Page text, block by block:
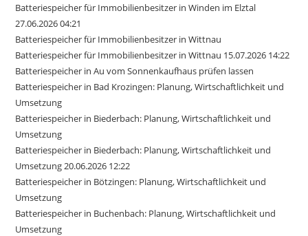
Batteriespeicher für Immobilienbesitzer in Winden im Elztal
27.06.2026 04:21
Batteriespeicher für Immobilienbesitzer in Wittnau
Batteriespeicher für Immobilienbesitzer in Wittnau 15.07.2026 14:22
Batteriespeicher in Au vom Sonnenkaufhaus prüfen lassen
Batteriespeicher in Bad Krozingen: Planung, Wirtschaftlichkeit und
Umsetzung
Batteriespeicher in Biederbach: Planung, Wirtschaftlichkeit und
Umsetzung
Batteriespeicher in Biederbach: Planung, Wirtschaftlichkeit und
Umsetzung 20.06.2026 12:22
Batteriespeicher in Bötzingen: Planung, Wirtschaftlichkeit und
Umsetzung
Batteriespeicher in Buchenbach: Planung, Wirtschaftlichkeit und
Umsetzung